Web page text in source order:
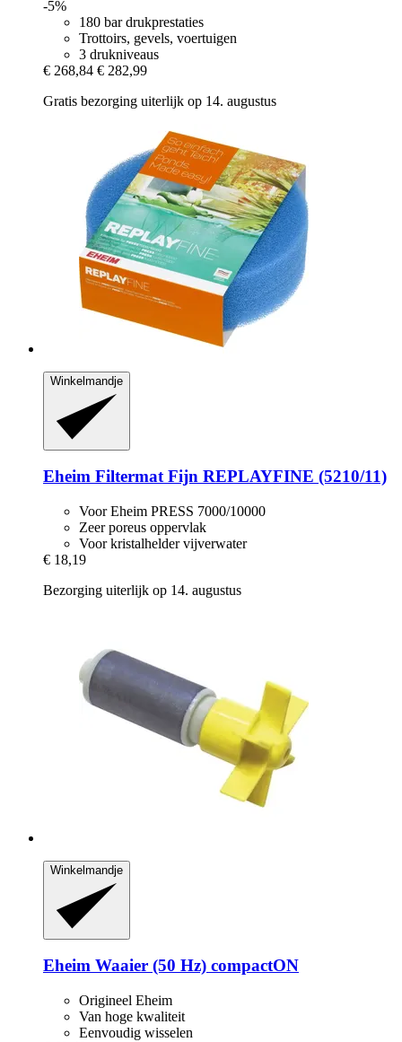
-5%
180 bar drukprestaties
Trottoirs, gevels, voertuigen
3 drukniveaus
€ 268,84 € 282,99
Gratis bezorging uiterlijk op 14. augustus
Winkelmandje
Eheim Filtermat Fijn REPLAYFINE (5210/11)
Voor Eheim PRESS 7000/10000
Zeer poreus oppervlak
Voor kristalhelder vijverwater
€ 18,19
Bezorging uiterlijk op 14. augustus
Winkelmandje
Eheim Waaier (50 Hz) compactON
Origineel Eheim
Van hoge kwaliteit
Eenvoudig wisselen